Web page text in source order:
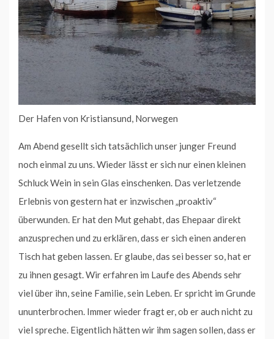
Der Hafen von Kristiansund, Norwegen
Am Abend gesellt sich tatsächlich unser junger Freund
noch einmal zu uns. Wieder lässt er sich nur einen kleinen
Schluck Wein in sein Glas einschenken. Das verletzende
Erlebnis von gestern hat er inzwischen „proaktiv“
überwunden. Er hat den Mut gehabt, das Ehepaar direkt
anzusprechen und zu erklären, dass er sich einen anderen
Tisch hat geben lassen. Er glaube, das sei besser so, hat er
zu ihnen gesagt. Wir erfahren im Laufe des Abends sehr
viel über ihn, seine Familie, sein Leben. Er spricht im Grunde
ununterbrochen. Immer wieder fragt er, ob er auch nicht zu
viel spreche. Eigentlich hätten wir ihm sagen sollen, dass er